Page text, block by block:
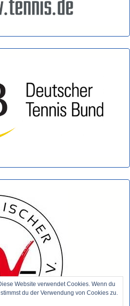
Website verwendet Cookies. Wenn du
du der Verwendung von Cookies zu.